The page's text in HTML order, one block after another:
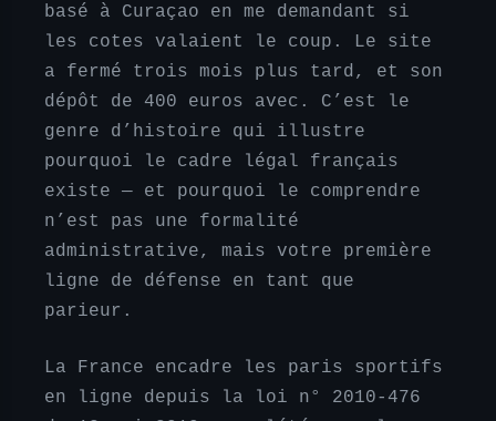
basé à Curaçao en me demandant si
les cotes valaient le coup. Le site
a fermé trois mois plus tard, et son
dépôt de 400 euros avec. C’est le
genre d’histoire qui illustre
pourquoi le cadre légal français
existe — et pourquoi le comprendre
n’est pas une formalité
administrative, mais votre première
ligne de défense en tant que
parieur.
La France encadre les paris sportifs
en ligne depuis la loi n° 2010-476